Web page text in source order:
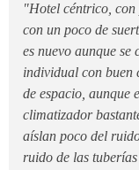
"Hotel céntrico,
con un poco de
es nuevo aunque
individual con buen
de espacio, aunque
climatizador
aíslan poco del
ruido de las